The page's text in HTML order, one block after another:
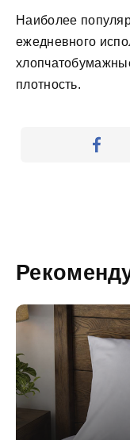
Наиболее
ежедневного
плотность.